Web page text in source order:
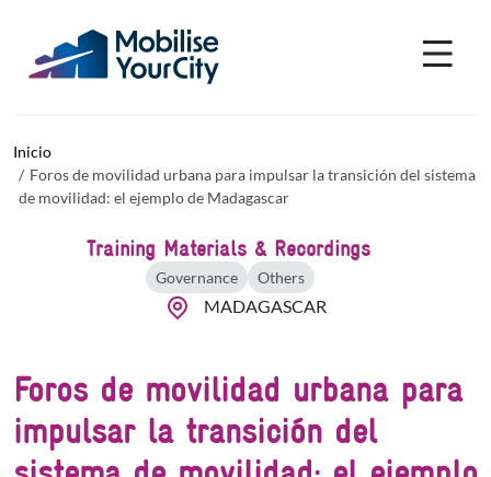
Inicio
Foros de movilidad urbana para impulsar la transición del sistema
de movilidad: el ejemplo de Madagascar
Training Materials & Recordings
Governance Others
MADAGASCAR
Foros de movilidad urbana para
impulsar la transición del